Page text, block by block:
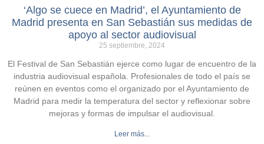
‘Algo se cuece en Madrid’, el Ayuntamiento de
Madrid presenta en San Sebastián sus medidas de
apoyo al sector audiovisual
25 septiembre, 2024
El Festival de San Sebastián ejerce como lugar de encuentro de la
industria audiovisual española. Profesionales de todo el país se
reúnen en eventos como el organizado por el Ayuntamiento de
Madrid para medir la temperatura del sector y reflexionar sobre
mejoras y formas de impulsar el audiovisual.
Leer más...